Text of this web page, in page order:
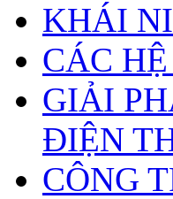
KHÁI
CÁC
GIẢI
ĐIỆN
CÔNG